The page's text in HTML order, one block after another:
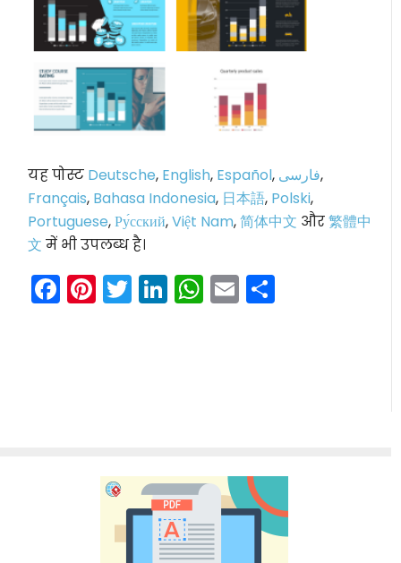
यह पोस्ट Deutsche, English, Español, فارسی,
Français, Bahasa Indonesia, 日本語, Polski,
Portuguese,Ру́сский,Việt Nam,简体中文 और繁體中
文 में भी उपलब्ध है।
Facebook
Pinterest
Twitter
LinkedIn
WhatsApp
Email